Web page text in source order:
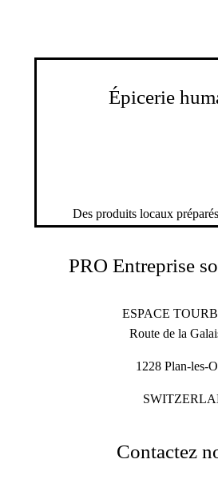
Épicerie
Des produits locaux
PRO Entreprise
ESPACE
Route de la
1228 Plan-les-
Contactez